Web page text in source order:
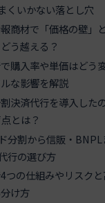
くいかない落とし穴
商材で「価格の壁」
う越える？
購入率や単価はどう
な影響を解説
決済代行を導入した
とは？
分割から信販・
行の選び方
つの仕組みやリスク
け方